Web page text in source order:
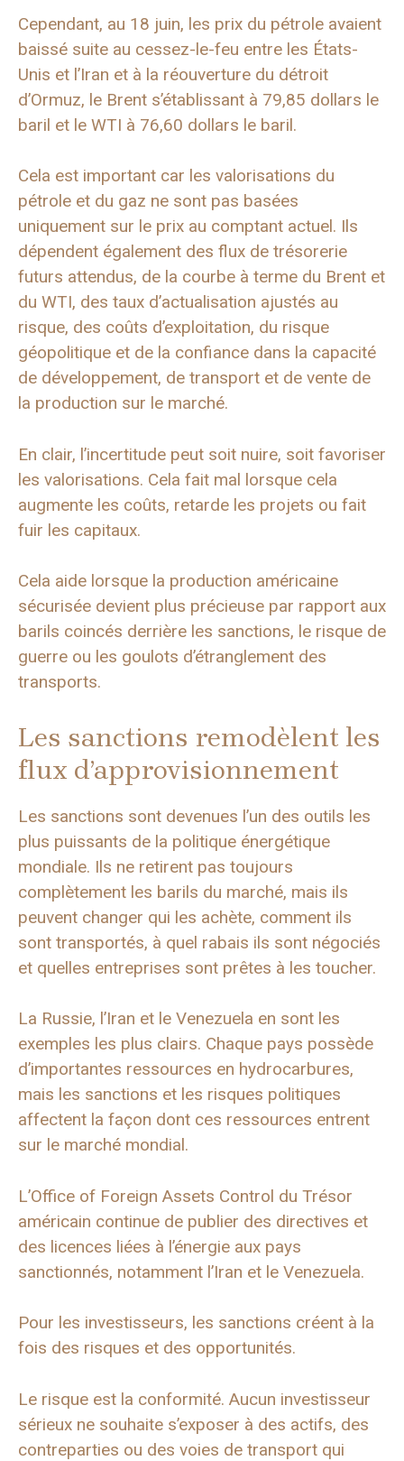
Cependant, au 18 juin, les prix du pétrole avaient
baissé suite au cessez-le-feu entre les États-
Unis et l’Iran et à la réouverture du détroit
d’Ormuz, le Brent s’établissant à 79,85 dollars le
baril et le WTI à 76,60 dollars le baril.
Cela est important car les valorisations du
pétrole et du gaz ne sont pas basées
uniquement sur le prix au comptant actuel. Ils
dépendent également des flux de trésorerie
futurs attendus, de la courbe à terme du Brent et
du WTI, des taux d’actualisation ajustés au
risque, des coûts d’exploitation, du risque
géopolitique et de la confiance dans la capacité
de développement, de transport et de vente de
la production sur le marché.
En clair, l’incertitude peut soit nuire, soit favoriser
les valorisations. Cela fait mal lorsque cela
augmente les coûts, retarde les projets ou fait
fuir les capitaux.
Cela aide lorsque la production américaine
sécurisée devient plus précieuse par rapport aux
barils coincés derrière les sanctions, le risque de
guerre ou les goulots d’étranglement des
transports.
Les sanctions remodèlent les
flux d’approvisionnement
Les sanctions sont devenues l’un des outils les
plus puissants de la politique énergétique
mondiale. Ils ne retirent pas toujours
complètement les barils du marché, mais ils
peuvent changer qui les achète, comment ils
sont transportés, à quel rabais ils sont négociés
et quelles entreprises sont prêtes à les toucher.
La Russie, l’Iran et le Venezuela en sont les
exemples les plus clairs. Chaque pays possède
d’importantes ressources en hydrocarbures,
mais les sanctions et les risques politiques
affectent la façon dont ces ressources entrent
sur le marché mondial.
L’Office of Foreign Assets Control du Trésor
américain continue de publier des directives et
des licences liées à l’énergie aux pays
sanctionnés, notamment l’Iran et le Venezuela.
Pour les investisseurs, les sanctions créent à la
fois des risques et des opportunités.
Le risque est la conformité. Aucun investisseur
sérieux ne souhaite s’exposer à des actifs, des
contreparties ou des voies de transport qui